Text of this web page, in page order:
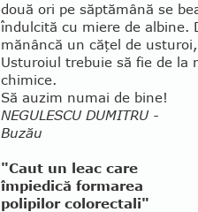
două ori pe săptămână se
îndulcită cu miere de albine.
mănâncă un căţel de
Usturoiul trebuie să fie de la
chimice.
Să auzim numai de bine!
NEGULESCU DUMITRU -
Buzău
"Caut un leac care
împiedică formarea
polipilor colorectali"